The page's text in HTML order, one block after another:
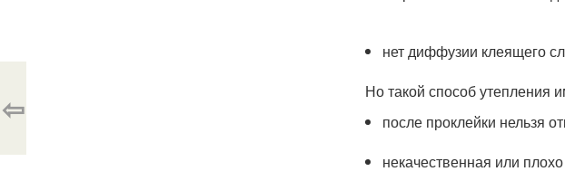
нет диффузии клеящего
Но такой способ утепления
после проклейки нельзя
некачественная или
⇦